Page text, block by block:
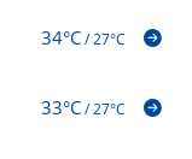
34°C/27°C
33°C/27°C